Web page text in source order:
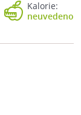
Kalorie:
neuvedeno